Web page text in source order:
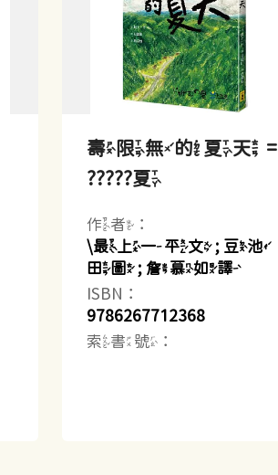
壽限無的夏天 =
?????夏
作者：
\最上一平文 ; 豆池
田圖 ; 詹慕如譯
ISBN：
9786267712368
索書號：